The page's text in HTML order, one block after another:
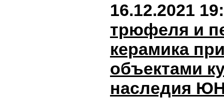
16.12.2021
трюфеля и
керамика
объектами
наследия